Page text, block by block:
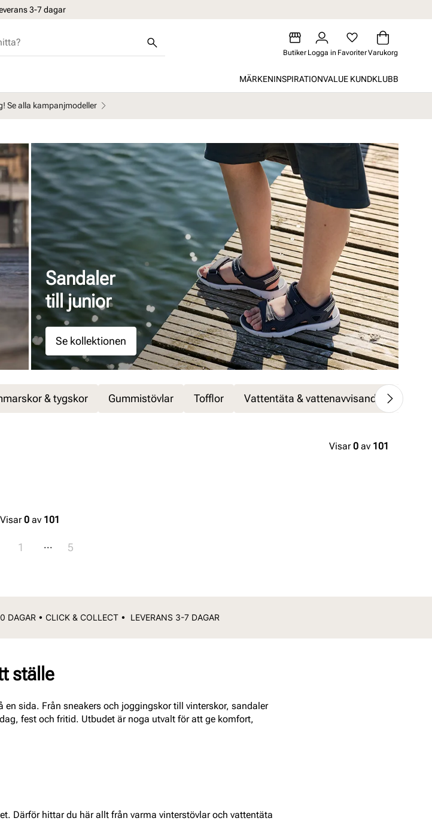
3-7 dagar
Butiker Logga in FavoriterVarukorg
MÄRKENINSPIRATIONVALUE KUNDKLUBB
Se alla kampanjmodeller
Sandaler
till junior
Se kollektionen
& tygskor Gummistövlar Tofflor Vattentäta & vattenavvisande skor
Visar0 av 101
Visar0 av 101
1 ... 5
DAGAR • CLICK & COLLECT • LEVERANS 3-7 DAGAR
ställe
sida. Från sneakers och joggingskor till vinterskor, sandaler
fest och fritid. Utbudet är noga utvalt för att ge komfort,
Därför hittar du här allt från varma vinterstövlar och vattentäta